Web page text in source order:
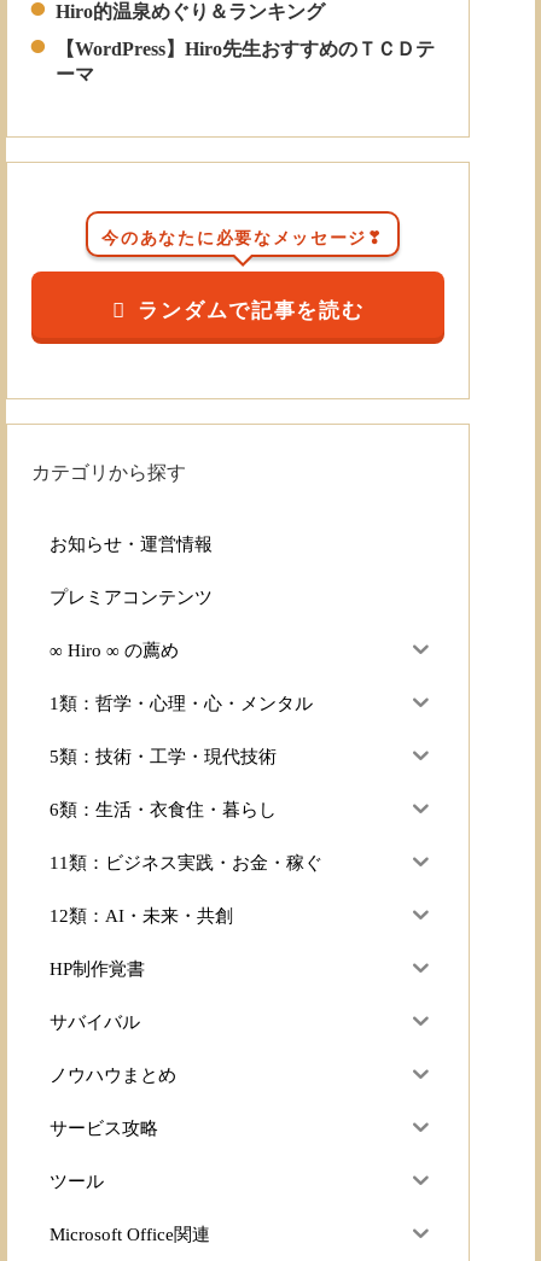
Hiro的温泉めぐり＆ランキング
【WordPress】Hiro先生おすすめのＴＣＤテ
ーマ
今のあなたに必要なメッセージ❣
ランダムで記事を読む
カテゴリから探す
お知らせ・運営情報
プレミアコンテンツ
∞ Hiro ∞ の薦め
1類：哲学・心理・心・メンタル
5類：技術・工学・現代技術
6類：生活・衣食住・暮らし
11類：ビジネス実践・お金・稼ぐ
12類：AI・未来・共創
HP制作覚書
サバイバル
ノウハウまとめ
サービス攻略
ツール
Microsoft Office関連